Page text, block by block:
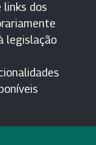
links dos
legislação